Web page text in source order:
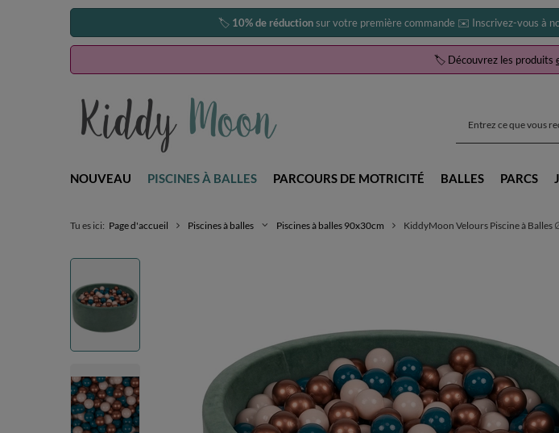
🏷️ 10% de réductionsur votre première commande ✉️ Inscrivez-vous à
🏷️ Découvrez les produits
NOUVEAU PISCINES À BALLES PARCOURS DE MOTRICITÉ BALLES PARCS
Tu es ici: Page d'accueil Piscines à balles Piscines à balles 90x30cm KiddyMoon Velours Piscine à